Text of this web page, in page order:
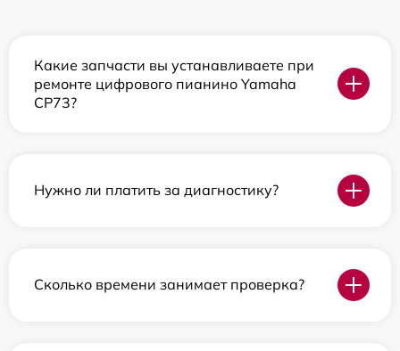
Какие запчасти вы устанавливаете при
ремонте цифрового пианино Yamaha
CP73?
Нужно ли платить за диагностику?
Сколько времени занимает проверка?